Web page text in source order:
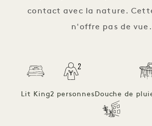
contact avec la nature.
n'offre pas de vue.
Lit King2 personnesDouche de